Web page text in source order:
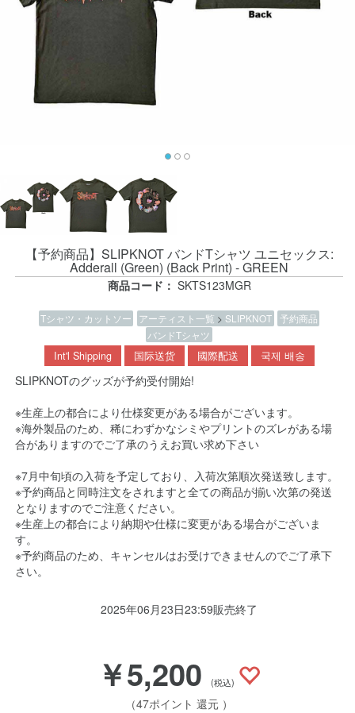
【予約商品】SLIPKNOT バンドTシャツ ユニセックス:
Adderall (Green) (Back Print) - GREEN
商品コード： SKTS123MGR
Tシャツ・カットソー アーティスト一覧 > SLIPKNOT 予約商品
バンドTシャツ
Int'l Shipping 国际送货 國際配送 국제 배송
SLIPKNOTのグッズが予約受付開始!
※生産上の都合により仕様変更がある場合がございます。
※海外製品のため、稀にわずかなシミやプリントのズレがある場
合がありますのでご了承のうえお買い求め下さい
※7月中旬頃の入荷を予定しており、入荷次第順次発送致します。
※予約商品と同時注文をされますと全ての商品が揃い次第の発送
となりますのでご注意ください。
※生産上の都合により納期や仕様に変更がある場合がございま
す。
※予約商品のため、キャンセルはお受けできませんのでご了承下
さい。
2025年06月23日23:59販売終了
￥5,200 (税込)
（47ポイント 還元 ）